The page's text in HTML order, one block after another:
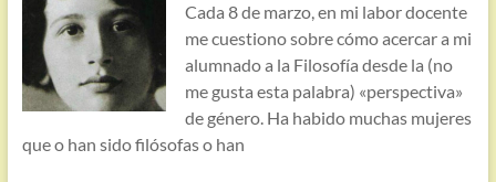
Cada 8 de marzo, en mi labor docente
me cuestiono sobre cómo acercar a mi
alumnado a la Filosofía desde la (no
me gusta esta palabra) «perspectiva»
de género. Ha habido muchas mujeres
que o han sido filósofas o han